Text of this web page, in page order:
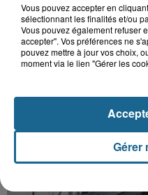
Vous pouvez accepter en
sélectionnant les finalités et/ou
Vous pouvez également refuser
accepter". Vos préférences ne
pouvez mettre à jour vos choix,
moment via le lien "Gérer les
Gérer